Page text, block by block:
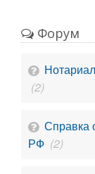
Форум
(2)
Справка
РФ (2)